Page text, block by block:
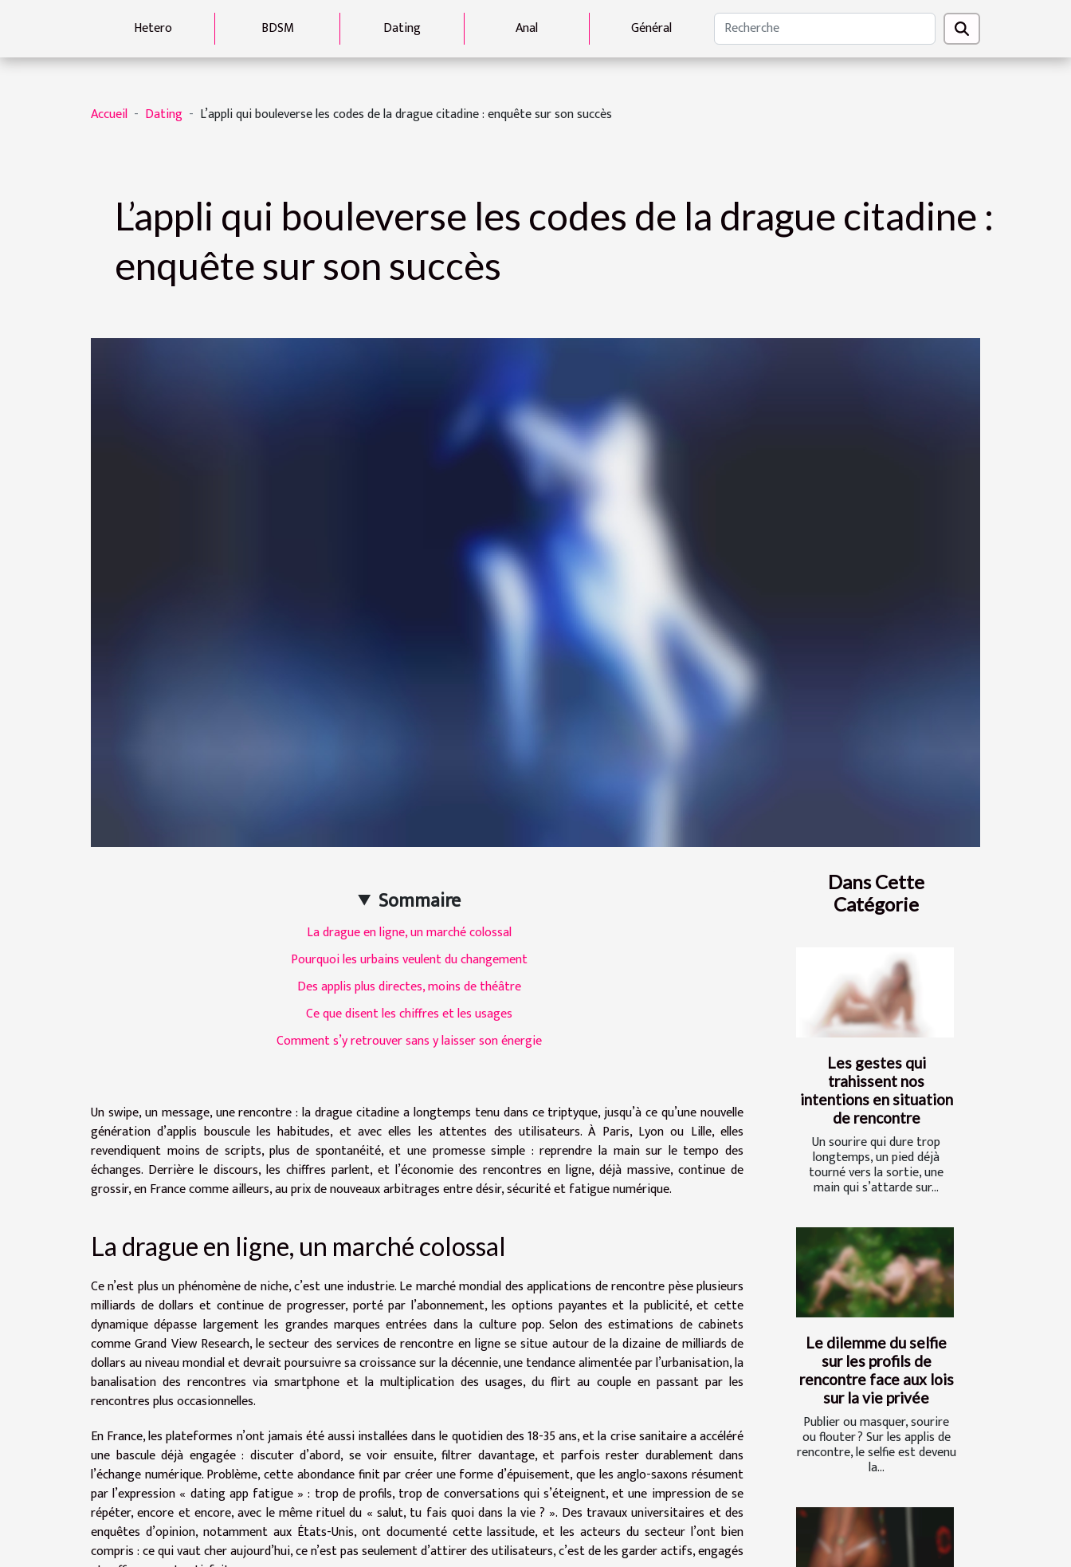
Hetero BDSM Dating Anal Général
Accueil Dating L’appli qui bouleverse les codes de la drague citadine : enquête sur son succès
L’appli qui bouleverse les codes de la drague citadine :
enquête sur son succès
Sommaire
La drague en ligne, un marché colossal
Pourquoi les urbains veulent du changement
Des applis plus directes, moins de théâtre
Ce que disent les chiffres et les usages
Comment s’y retrouver sans y laisser son énergie
Un swipe, un message, une rencontre : la drague citadine a longtemps tenu dans ce triptyque, jusqu’à ce qu’une nouvelle
génération d’applis bouscule les habitudes, et avec elles les attentes des utilisateurs. À Paris, Lyon ou Lille, elles
revendiquent moins de scripts, plus de spontanéité, et une promesse simple : reprendre la main sur le tempo des
échanges. Derrière le discours, les chiffres parlent, et l’économie des rencontres en ligne, déjà massive, continue de
grossir, en France comme ailleurs, au prix de nouveaux arbitrages entre désir, sécurité et fatigue numérique.
La drague en ligne, un marché colossal
Ce n’est plus un phénomène de niche, c’est une industrie. Le marché mondial des applications de rencontre pèse plusieurs
milliards de dollars et continue de progresser, porté par l’abonnement, les options payantes et la publicité, et cette
dynamique dépasse largement les grandes marques entrées dans la culture pop. Selon des estimations de cabinets
comme Grand View Research, le secteur des services de rencontre en ligne se situe autour de la dizaine de milliards de
dollars au niveau mondial et devrait poursuivre sa croissance sur la décennie, une tendance alimentée par l’urbanisation, la
banalisation des rencontres via smartphone et la multiplication des usages, du flirt au couple en passant par les
rencontres plus occasionnelles.
En France, les plateformes n’ont jamais été aussi installées dans le quotidien des 18-35 ans, et la crise sanitaire a accéléré
une bascule déjà engagée : discuter d’abord, se voir ensuite, filtrer davantage, et parfois rester durablement dans
l’échange numérique. Problème, cette abondance finit par créer une forme d’épuisement, que les anglo-saxons résument
par l’expression « dating app fatigue » : trop de profils, trop de conversations qui s’éteignent, et une impression de se
répéter, encore et encore, avec le même rituel du « salut, tu fais quoi dans la vie ? ». Des travaux universitaires et des
enquêtes d’opinion, notamment aux États-Unis, ont documenté cette lassitude, et les acteurs du secteur l’ont bien
compris : ce qui vaut cher aujourd’hui, ce n’est pas seulement d’attirer des utilisateurs, c’est de les garder actifs, engagés
Dans Cette
Catégorie
Les gestes qui
trahissent nos
intentions en situation
de rencontre
Un sourire qui dure trop
longtemps, un pied déjà
tourné vers la sortie, une
main qui s’attarde sur...
Le dilemme du selfie
sur les profils de
rencontre face aux lois
sur la vie privée
Publier ou masquer, sourire
ou flouter ? Sur les applis de
rencontre, le selfie est devenu
la...